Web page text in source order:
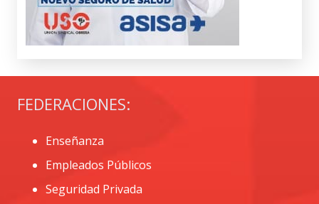
FEDERACIONES:
Enseñanza
Empleados Públicos
Seguridad Privada